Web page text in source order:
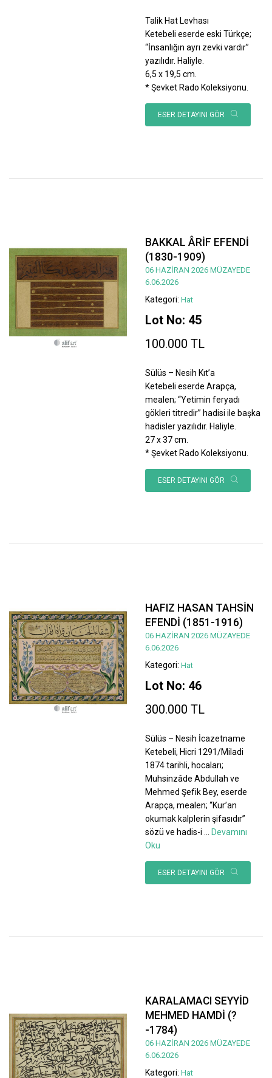
Talik Hat Levhası
Ketebeli eserde eski Türkçe;
“İnsanlığın ayrı zevki vardır”
yazılıdır. Haliyle.
6,5 x 19,5 cm.
* Şevket Rado Koleksiyonu.
ESER DETAYINI GÖR
BAKKAL ÂRİF EFENDİ
(1830-1909)
06 HAZİRAN 2026 MÜZAYEDE
6.06.2026
Kategori: Hat
Lot No: 45
100.000 TL
Sülüs – Nesih Kıt’a
Ketebeli eserde Arapça,
mealen; “Yetimin feryadı
gökleri titredir” hadisi ile başka
hadisler yazılıdır. Haliyle.
27 x 37 cm.
* Şevket Rado Koleksiyonu.
ESER DETAYINI GÖR
HAFIZ HASAN TAHSİN
EFENDİ (1851-1916)
06 HAZİRAN 2026 MÜZAYEDE
6.06.2026
Kategori: Hat
Lot No: 46
300.000 TL
Sülüs – Nesih İcazetname
Ketebeli, Hicri 1291/Miladi
1874 tarihli, hocaları;
Muhsinzâde Abdullah ve
Mehmed Şefik Bey, eserde
Arapça, mealen; “Kur’an
okumak kalplerin şifasıdır”
sözü ve hadis-i ... Devamını
Oku
ESER DETAYINI GÖR
KARALAMACI SEYYİD
MEHMED HAMDİ (?
-1784)
06 HAZİRAN 2026 MÜZAYEDE
6.06.2026
Kategori: Hat